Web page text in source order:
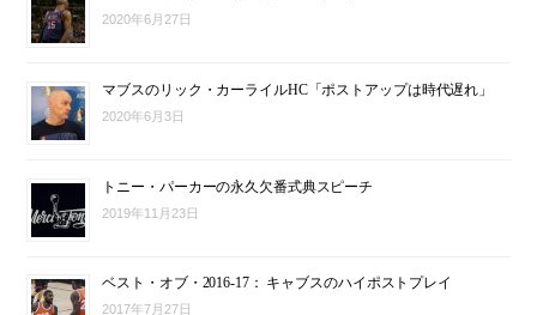
2020年6月27日
マブスのリック・カーライルHC「ポストアップは時代遅れ」
2020年6月3日
トニー・パーカーの永久欠番式典スピーチ
2019年11月23日
ベスト・オブ・2016-17： キャブスのハイポストプレイ
2017年7月27日